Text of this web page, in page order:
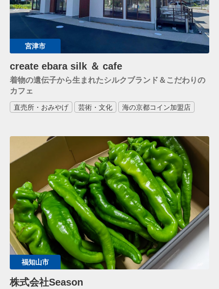
宮津市
create ebara silk ＆ cafe
着物の遺伝子から生まれたシルクブランド＆こだわりの
カフェ
直売所・おみやげ 芸術・文化 海の京都コイン加盟店
福知山市
株式会社Season